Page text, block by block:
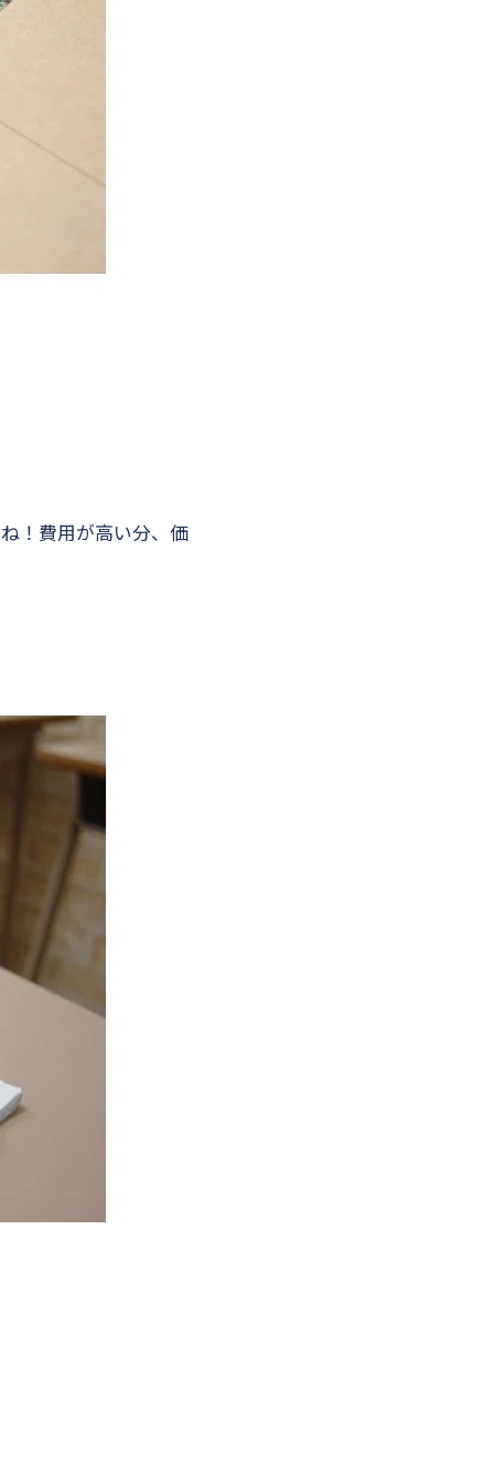
！費用が高い分、価